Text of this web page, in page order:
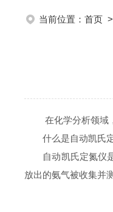
当前位置： 首页 >
在化学分析领域，
什么是自动凯氏定
自动凯氏定氮仪是
放出的氨气被收集并